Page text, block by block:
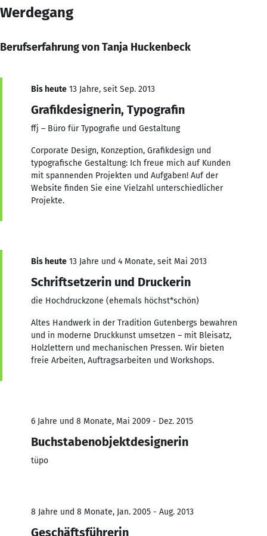
Werdegang
Berufserfahrung von Tanja Huckenbeck
Bis heute 13 Jahre, seit Sep. 2013
Grafikdesignerin, Typografin
ffj – Büro für Typografie und Gestaltung
Corporate Design, Konzeption, Grafikdesign und
typografische Gestaltung: Ich freue mich auf Kunden
mit spannenden Projekten und Aufgaben! Auf der
Website finden Sie eine Vielzahl unterschiedlicher
Projekte.
Bis heute 13 Jahre und 4 Monate, seit Mai 2013
Schriftsetzerin und Druckerin
die Hochdruckzone (ehemals höchst*schön)
Altes Handwerk in der Tradition Gutenbergs bewahren
und in moderne Druckkunst umsetzen – mit Bleisatz,
Holzlettern und mechanischen Pressen. Wir bieten
freie Arbeiten, Auftragsarbeiten und Workshops.
6 Jahre und 8 Monate, Mai 2009 - Dez. 2015
Buchstabenobjektdesignerin
tüpo
8 Jahre und 8 Monate, Jan. 2005 - Aug. 2013
Geschäftsführerin